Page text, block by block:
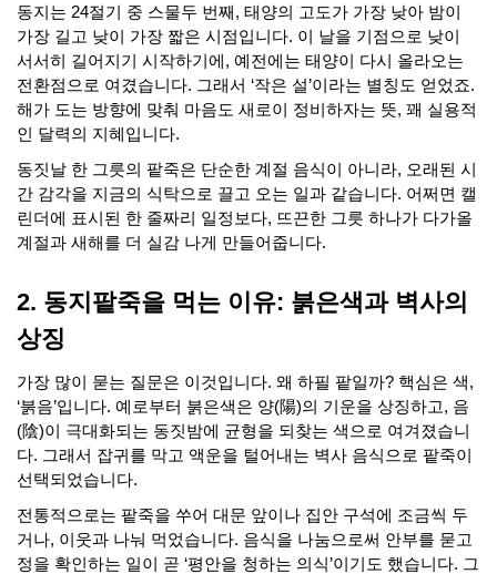
동지는 24절기 중 스물두 번째, 태양의 고도가 가장 낮아 밤이
가장 길고 낮이 가장 짧은 시점입니다. 이 날을 기점으로 낮이
서서히 길어지기 시작하기에, 예전에는 태양이 다시 올라오는
전환점으로 여겼습니다. 그래서 ‘작은 설’이라는 별칭도 얻었죠.
해가 도는 방향에 맞춰 마음도 새로이 정비하자는 뜻, 꽤 실용적
인 달력의 지혜입니다.
동짓날 한 그릇의 팥죽은 단순한 계절 음식이 아니라, 오래된 시
간 감각을 지금의 식탁으로 끌고 오는 일과 같습니다. 어쩌면 캘
린더에 표시된 한 줄짜리 일정보다, 뜨끈한 그릇 하나가 다가올
계절과 새해를 더 실감 나게 만들어줍니다.
2. 동지팥죽을 먹는 이유: 붉은색과 벽사의
상징
가장 많이 묻는 질문은 이것입니다. 왜 하필 팥일까? 핵심은 색,
‘붉음’입니다. 예로부터 붉은색은 양(陽)의 기운을 상징하고, 음
(陰)이 극대화되는 동짓밤에 균형을 되찾는 색으로 여겨졌습니
다. 그래서 잡귀를 막고 액운을 털어내는 벽사 음식으로 팥죽이
선택되었습니다.
전통적으로는 팥죽을 쑤어 대문 앞이나 집안 구석에 조금씩 두
거나, 이웃과 나눠 먹었습니다. 음식을 나눔으로써 안부를 묻고
정을 확인하는 일이 곧 ‘평안을 청하는 의식’이기도 했습니다. 그